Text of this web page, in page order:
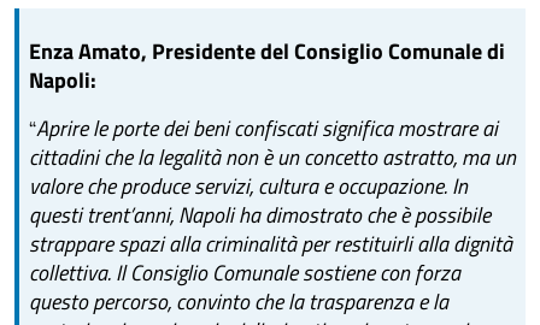
Enza Amato, Presidente del Consiglio Comunale di
Napoli:
“Aprire le porte dei beni confiscati significa mostrare ai
cittadini che la legalità non è un concetto astratto, ma un
valore che produce servizi, cultura e occupazione. In
questi trent’anni, Napoli ha dimostrato che è possibile
strappare spazi alla criminalità per restituirli alla dignità
collettiva. Il Consiglio Comunale sostiene con forza
questo percorso, convinto che la trasparenza e la